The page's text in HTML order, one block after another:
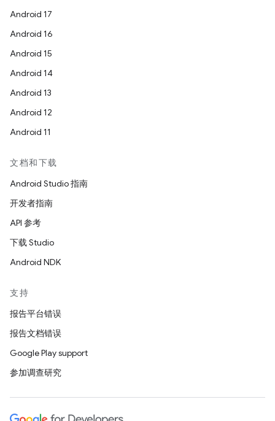
Android 17
Android 16
Android 15
Android 14
Android 13
Android 12
Android 11
文档和下载
Android Studio 指南
开发者指南
API 参考
下载 Studio
Android NDK
支持
报告平台错误
报告文档错误
Google Play support
参加调查研究